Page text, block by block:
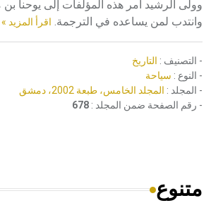
وانتدب لمن يساعده في الترجمة. اقرأ المزيد »
- التصنيف : التاريخ
- النوع : سياحة
- المجلد : المجلد الخامس، طبعة 2002، دمشق
- رقم الصفحة ضمن المجلد : 678
متنوع